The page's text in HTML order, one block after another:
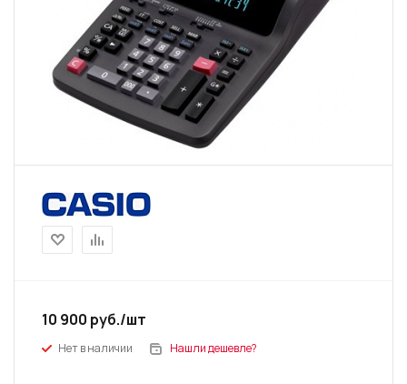
10 900 руб./шт
Нет в наличии Нашли дешевле?